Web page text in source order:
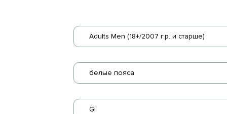
Adults Men (18+/2007 г.р. и старше)
белые пояса
Gi